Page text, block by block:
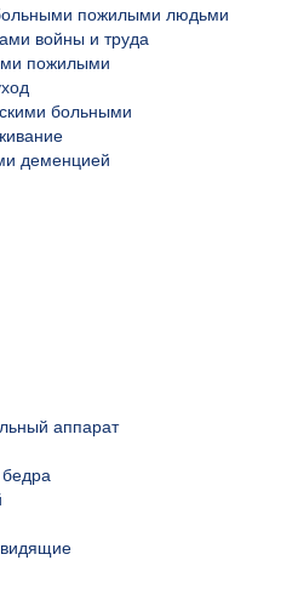
пожилыми людьми
войны и труда
пожилыми
больными
деменцией
аппарат